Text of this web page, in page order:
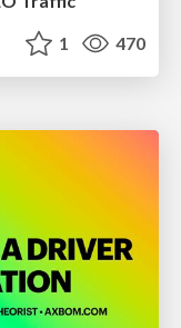
1 470